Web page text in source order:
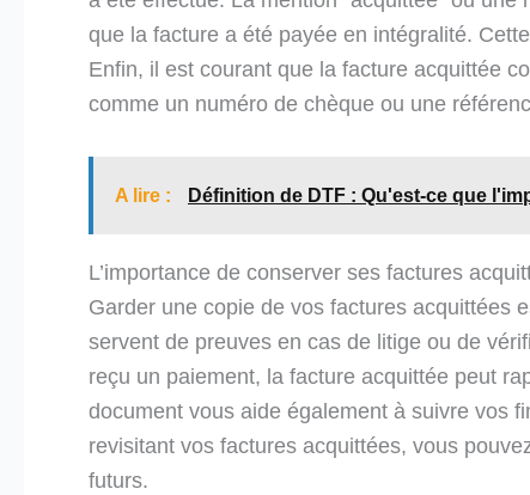
que la facture a été payée en intégralité.
Enfin, il est courant que la facture acquittée
comme un numéro de chèque ou une
A lire : Définition de DTF : Qu'est-ce que
L’importance de conserver ses factures
Garder une copie de vos factures acquittées
servent de preuves en cas de litige ou de
reçu un paiement, la facture acquittée peut
document vous aide également à suivre vos
revisitant vos factures acquittées, vous
futurs.